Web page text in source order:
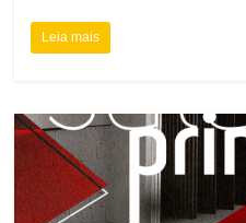
Leia mais